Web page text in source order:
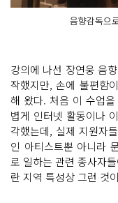
음향감독으
강의에 나선 장연웅 음
작했지만, 손에 불편함
해 왔다. 처음 이 수업
볍게 인터넷 활동이나
각했는데, 실제 지원자
인 아티스트뿐 아니라
로 일하는 관련 종사자
란 지역 특성상 그런 것